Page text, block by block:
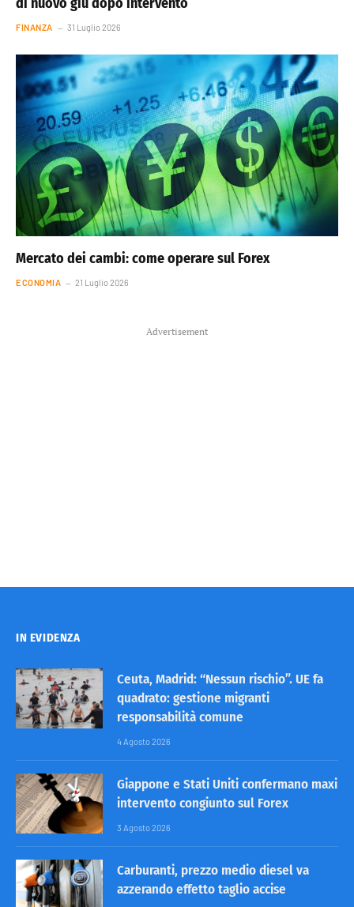
FINANZA 31 Luglio 2026
Mercato dei cambi: come operare sul Forex
ECONOMIA 21 Luglio 2026
Advertisement
IN EVIDENZA
Ceuta, Madrid: “Nessun rischio”. UE fa
quadrato: gestione migranti
responsabilità comune
4 Agosto 2026
Giappone e Stati Uniti confermano maxi
intervento congiunto sul Forex
3 Agosto 2026
Carburanti, prezzo medio diesel va
azzerando effetto taglio accise